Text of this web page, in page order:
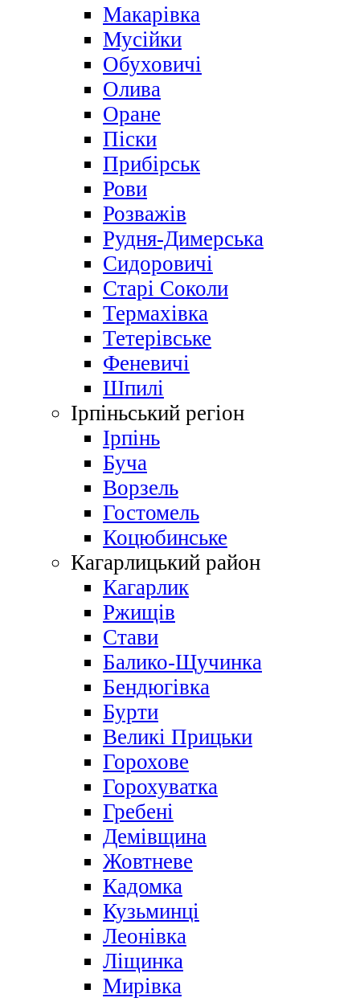
Макарівка
Мусійки
Обуховичі
Олива
Оране
Піски
Прибірськ
Рови
Розважів
Рудня-Димерська
Сидоровичі
Старі Соколи
Термахівка
Тетерівське
Феневичі
Шпилі
Ірпіньський регіон
Ірпінь
Буча
Ворзель
Гостомель
Коцюбинське
Кагарлицький район
Кагарлик
Ржищів
Стави
Балико-Щучинка
Бендюгівка
Бурти
Великі Прицьки
Горохове
Горохуватка
Гребені
Демівщина
Жовтневе
Кадомка
Кузьминці
Леонівка
Ліщинка
Мирівка